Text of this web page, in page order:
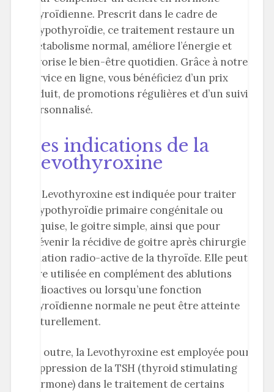
thyroïdienne. Prescrit dans le cadre de
l’hypothyroïdie, ce traitement restaure un
métabolisme normal, améliore l’énergie et
favorise le bien-être quotidien. Grâce à notre
service en ligne, vous bénéficiez d’un prix
réduit, de promotions régulières et d’un suivi
personnalisé.
Les indications de la
Levothyroxine
La Levothyroxine est indiquée pour traiter
l’hypothyroïdie primaire congénitale ou
acquise, le goitre simple, ainsi que pour
prévenir la récidive de goitre après chirurgie ou
ablation radio-active de la thyroïde. Elle peut
être utilisée en complément des ablutions
radioactives ou lorsqu’une fonction
thyroïdienne normale ne peut être atteinte
naturellement.
En outre, la Levothyroxine est employée pour la
suppression de la TSH (thyroid stimulating
hormone) dans le traitement de certains